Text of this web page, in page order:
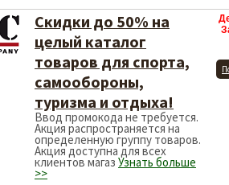
Скидки до 50% на
целый каталог
товаров для спорта,
самообороны,
туризма и отдыха!
Ввод промокода не требуется.
Акция распространяется на
определенную группу товаров.
Акция доступна для всех
клиентов магаз Узнать больше
>>